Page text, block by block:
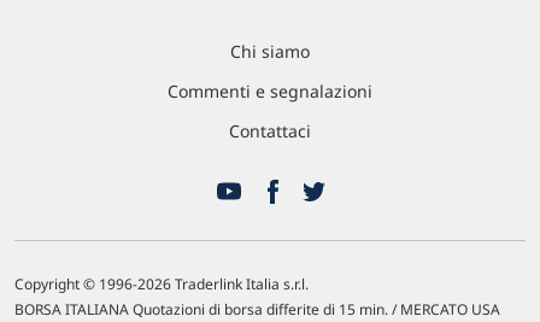
Chi siamo
Commenti e segnalazioni
Contattaci
Copyright © 1996-2026 Traderlink Italia s.r.l.
BORSA ITALIANA Quotazioni di borsa differite di 15 min. / MERCATO USA